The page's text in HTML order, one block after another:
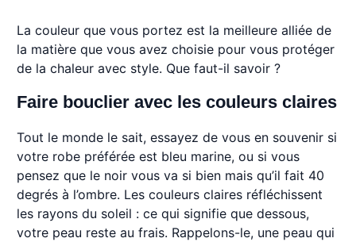
La couleur que vous portez est la meilleure alliée de
la matière que vous avez choisie pour vous protéger
de la chaleur avec style. Que faut-il savoir ?
Faire bouclier avec les couleurs claires
Tout le monde le sait, essayez de vous en souvenir si
votre robe préférée est bleu marine, ou si vous
pensez que le noir vous va si bien mais qu’il fait 40
degrés à l’ombre. Les couleurs claires réfléchissent
les rayons du soleil : ce qui signifie que dessous,
votre peau reste au frais. Rappelons-le, une peau qui